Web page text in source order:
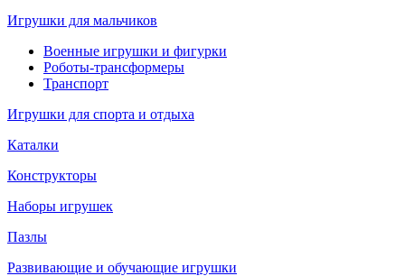
Игрушки для мальчиков
Военные игрушки и фигурки
Роботы-трансформеры
Транспорт
Игрушки для спорта и отдыха
Каталки
Конструкторы
Наборы игрушек
Пазлы
Развивающие и обучающие игрушки